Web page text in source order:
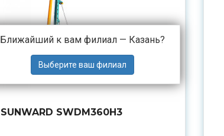
Ближайший к вам филиал — Казань?
SUNWARD SWDM360H3